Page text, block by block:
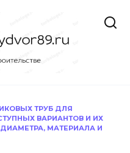
ТРУБ ДЛЯ
ВАРИАНТОВ И ИХ
МАТЕРИАЛА И